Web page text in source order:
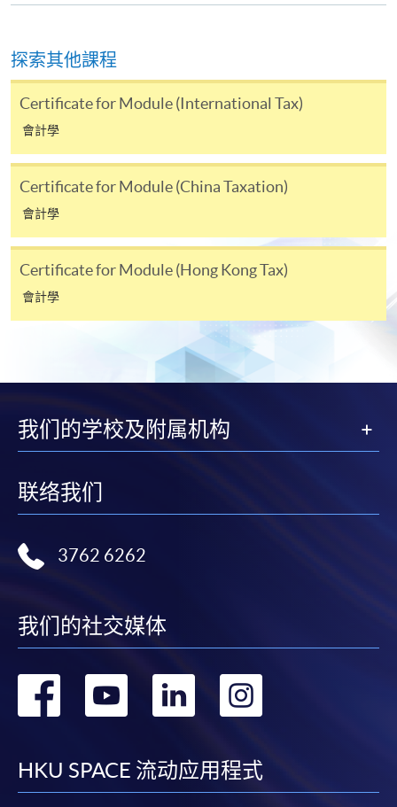
後按照指示填妥網上報名表格。
某些課程須甄選入學，並要求申請人上載課程網頁
中指定所須文件(如學歷證明)。系統只支援doc,
docx, jpg 和pdf格式之附件。
申請人可使用以下方式繳交報名費或課程費用:
繳費靈網上服務- 申請人須先開立繳費靈戶口及設
碼，請瀏覽繳費靈網址http://www.ppshk.com
*信用咭網上繳費服務- 申請人可以 VISA 或
Mastercard（包括「香港大學專業進修學院
Mastercard卡」）繳付學費。
*香港大學專業進修學院Mastercard卡
月免息分期付款優惠，必須親臨本學院設有報名服務的教
如欲了解如何於網上報讀新課程及繳費，請瀏覽網上
-短期課程
- 個別學歷頒授課程
報讀同一學歷頒授課程內其他單元
個別課程為須報讀同一學歷頒授課程及其他單元或繳
網上支付可通過「繳費靈」(PPS) (不適用於手機)、
探索其他課程
Certificate for Module (International Tax)
會計學
Certificate for Module (China Taxation)
會計學
Certificate for Module (Hong Kong Tax)
會計學
我们的学校及附属机构
联络我们
3762 6262
我们的社交媒体
转
facebook
转
youtube
转
linkedin
转
HKU SPACE 流动应用程式